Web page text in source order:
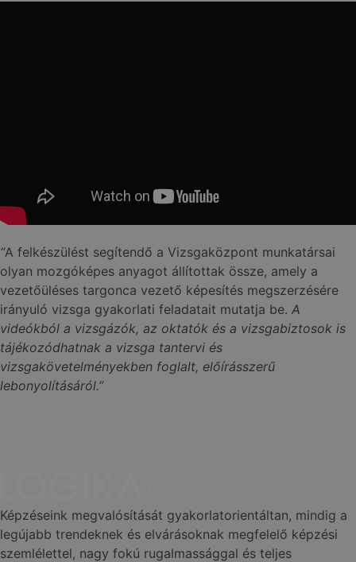
“A felkészülést segítendő a Vizsgaközpont munkatársai
olyan mozgóképes anyagot állítottak össze, amely a
vezetőüléses targonca vezető képesítés megszerzésére
irányuló vizsga gyakorlati feladatait mutatja be. A
videókból a vizsgázók, az oktatók és a vizsgabiztosok is
tájékozódhatnak a vizsga tantervi és
vizsgakövetelményekben foglalt, előírásszerű
lebonyolításáról.”
Képzéseink megvalósítását gyakorlatorientáltan, mindig a
legújabb trendeknek és elvárásoknak megfelelő képzési
szemlélettel, nagy fokú rugalmassággal és teljes